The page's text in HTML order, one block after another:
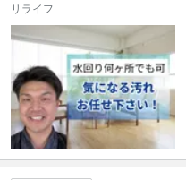
リライフ